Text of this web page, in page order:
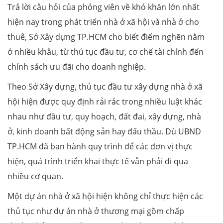
Trả lời câu hỏi của phóng viên về khó khăn lớn nhất
hiện nay trong phát triển nhà ở xã hội và nhà ở cho
thuê, Sở Xây dựng TP.HCM cho biết điểm nghẽn nằm
ở nhiều khâu, từ thủ tục đầu tư, cơ chế tài chính đến
chính sách ưu đãi cho doanh nghiệp.
Theo Sở Xây dựng, thủ tục đầu tư xây dựng nhà ở xã
hội hiện được quy định rải rác trong nhiều luật khác
nhau như đầu tư, quy hoạch, đất đai, xây dựng, nhà
ở, kinh doanh bất động sản hay đấu thầu. Dù UBND
TP.HCM đã ban hành quy trình để các đơn vị thực
hiện, quá trình triển khai thực tế vẫn phải đi qua
nhiều cơ quan.
Một dự án nhà ở xã hội hiện không chỉ thực hiện các
thủ tục như dự án nhà ở thương mại gồm chấp